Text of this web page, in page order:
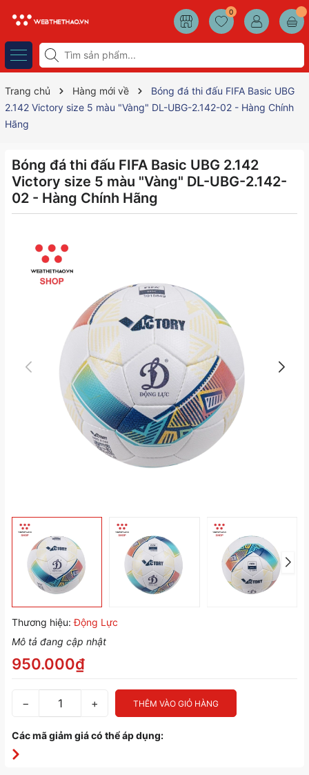
0
Trang chủ Hàng mới về
Bóng đá thi đấu FIFA Basic UBG
2.142 Victory size 5 màu "Vàng" DL-UBG-2.142-02 - Hàng Chính
Hãng
Bóng đá thi đấu FIFA Basic UBG 2.142
Victory size 5 màu "Vàng" DL-UBG-2.142-
02 - Hàng Chính Hãng
Thương hiệu: Động Lực
Mô tả đang cập nhật
950.000₫
− + THÊM VÀO GIỎ HÀNG
Các mã giảm giá có thể áp dụng: